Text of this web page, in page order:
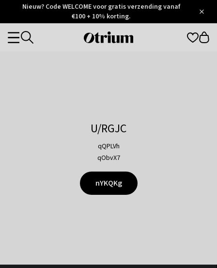
Otrium
Trustpilot
Nieuw? Code WELCOME voor gratis verzending vanaf
€100 + 10% korting.
Otrium
Categories
U/RGJC
qQPLVh
qObvX7
nYKQKg